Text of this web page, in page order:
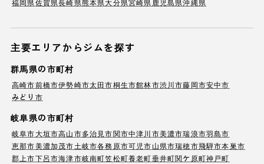
主要エリアからジムを探す
群馬県の市町村
高崎市前橋市伊勢崎市太田市桐生市館林市渋川市藤岡市安中市
みどり市
岐阜県の市町村
岐阜市大垣市高山市多治見市関市中津川市美濃市瑞浪市羽島市
恵那市美濃加茂市土岐市各務原市可児市山県市瑞穂市飛騨市本巣市
郡上市下呂市海津市岐南町笠松町養老町垂井町関ケ原町神戸町